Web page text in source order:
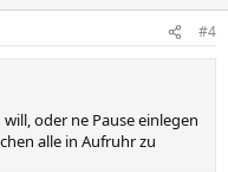
#4
oder ne Pause einlegen
alle in Aufruhr zu